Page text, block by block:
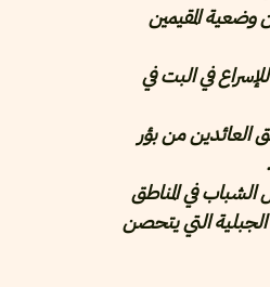
وضعية المقيمين
في البت في
العائدين من بؤر
في المناطق
التي يتحصن